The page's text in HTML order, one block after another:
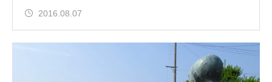
2016.08.07